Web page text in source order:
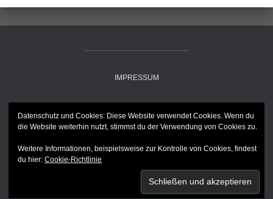
IMPRESSUM
Hestia | Developed by
ThemeIsle
Datenschutz und Cookies: Diese Website verwendet Cookies. Wenn du
die Website weiterhin nutzt, stimmst du der Verwendung von Cookies zu.
Weitere Informationen, beispielsweise zur Kontrolle von Cookies, findest
du hier: Cookie-Richtlinie